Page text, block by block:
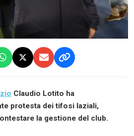
Claudio Lotito ha
protesta dei tifosi laziali,
la gestione del club.